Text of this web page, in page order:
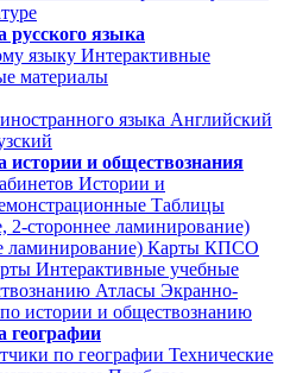
русского языка
языку Интерактивные
материалы
языка Английский
истории и обществознания
Истории и
Таблицы
2-стороннее ламинирование)
ламинирование) Карты КПСО
Интерактивные учебные
Атласы Экранно-
по истории и обществознанию
географии
по географии Технические